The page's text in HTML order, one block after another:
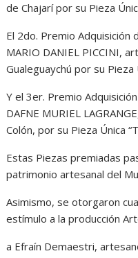
de Chajarí por su Pieza
El 2do. Premio Adquisición
MARIO DANIEL PICCINI,
Gualeguaychú por su Pieza
Y el 3er. Premio
DAFNE MURIEL
Colón, por su Pieza Única
Estas Piezas premiadas
patrimonio artesanal del
Asimismo, se otorgaron
estímulo a la producción
a Efraín Demaestri,